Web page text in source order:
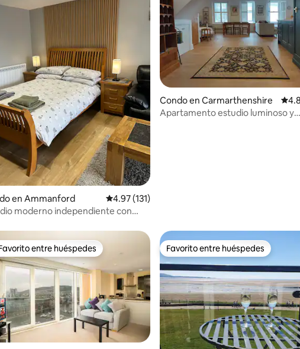
4.95 de 5, 154 reseñas
en Ammanford Calificación promedio: 4.97 de 5, 131 reseñas
4.97 (131)
moderno independiente con
Condo en Carmarthenshire
Apartamento estudio luminoso y
4.95 de 5, 125 reseñas
entre huéspedes preferido
entre huéspedes Favorito entre huéspedes
Favorito entre huéspedes